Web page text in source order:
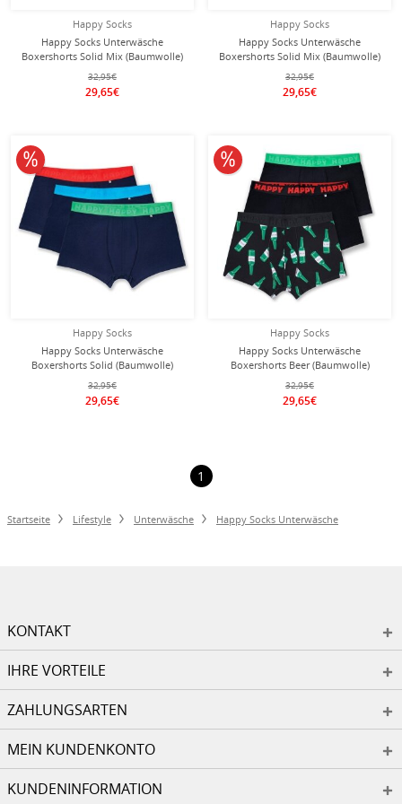
Happy Socks
Happy Socks Unterwäsche
Boxershorts Solid Mix (Baumwolle)
mehrfarbig schwarz/rot/blau Herren
- 3 Stück
32,95€
29,65€
Happy Socks
Happy Socks Unterwäsche
Boxershorts Solid Mix (Baumwolle)
mehrfarbig navyblau/schwarz/blau
Herren - 3 Stück
32,95€
29,65€
Happy Socks
Happy Socks Unterwäsche
Boxershorts Solid (Baumwolle)
navyblau Herren - 3 Stück
32,95€
29,65€
10% reduziert
Happy Socks
Happy Socks Unterwäsche
Boxershorts Beer (Baumwolle)
mehrfarbig schwarz Herren - 3 Stück
32,95€
29,65€
10% reduziert
1
Startseite Lifestyle Unterwäsche Happy Socks Unterwäsche
KONTAKT
IHRE VORTEILE
ZAHLUNGSARTEN
MEIN KUNDENKONTO
KUNDENINFORMATION